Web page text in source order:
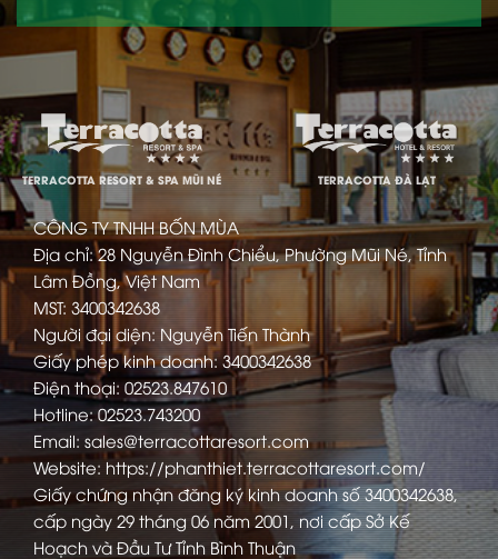
TERRACOTTA RESORT & SPA MŨI NÉ TERRACOTTA ĐÀ LẠT
CÔNG TY TNHH BỐN MÙA
Địa chỉ: 28 Nguyễn Đình Chiểu, Phường Mũi Né, Tỉnh
Lâm Đồng, Việt Nam
MST: 3400342638
Người đại diện: Nguyễn Tiến Thành
Giấy phép kinh doanh: 3400342638
Điện thoại: 02523.847610
Hotline: 02523.743200
Email: sales@terracottaresort.com
Website: https://phanthiet.terracottaresort.com/
Giấy chứng nhận đăng ký kinh doanh số 3400342638,
cấp ngày 29 tháng 06 năm 2001, nơi cấp Sở Kế
Hoạch và Đầu Tư Tỉnh Bình Thuận